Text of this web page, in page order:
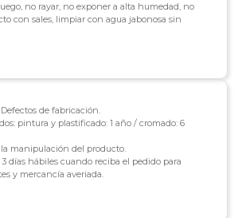
no rayar, no exponer a alta humedad, no
con sales, limpiar con agua jabonosa sin
de fabricación.
pintura y plastificado: 1 año / cromado: 6
manipulación del producto.
días hábiles cuando reciba el pedido para
y mercancía averiada.